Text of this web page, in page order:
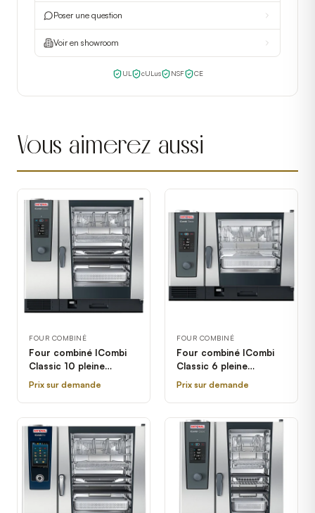
Poser une question
Voir en showroom
UL cULus NSF CE
Vous aimerez aussi
FOUR COMBINÉ
Four combiné ICombi
Classic 10 pleine
grandeur électrique
Phases, B
Prix sur demande
FOUR COMBINÉ
Four combiné ICombi
Classic 6 pleine
grandeur électrique
Phases
Prix sur demande